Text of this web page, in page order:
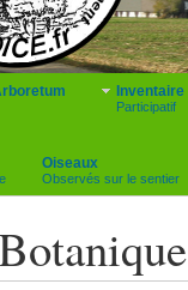
Inventaire
Participatif
Oiseaux
Observés sur le sentier